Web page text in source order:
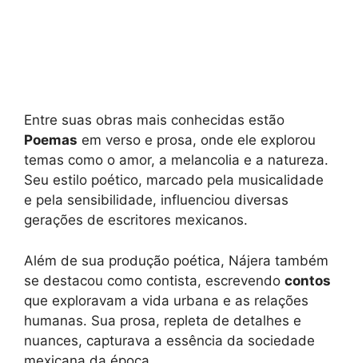
Entre suas obras mais conhecidas estão
Poemas em verso e prosa, onde ele explorou
temas como o amor, a melancolia e a natureza.
Seu estilo poético, marcado pela musicalidade
e pela sensibilidade, influenciou diversas
gerações de escritores mexicanos.
Além de sua produção poética, Nájera também
se destacou como contista, escrevendo contos
que exploravam a vida urbana e as relações
humanas. Sua prosa, repleta de detalhes e
nuances, capturava a essência da sociedade